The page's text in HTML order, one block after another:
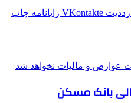
‫رددیت ‫VKontakte رایانامه چاپ
بانک مسکن